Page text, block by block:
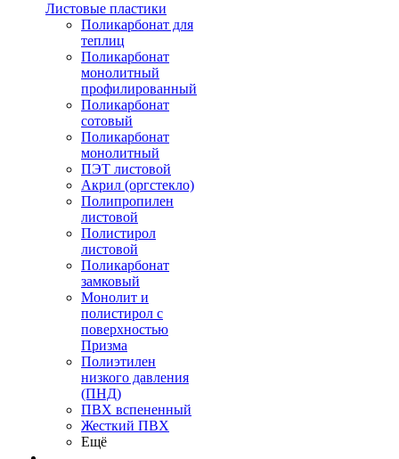
Листовые пластики
Поликарбонат для
теплиц
Поликарбонат
монолитный
профилированный
Поликарбонат
сотовый
Поликарбонат
монолитный
ПЭТ листовой
Акрил (оргстекло)
Полипропилен
листовой
Полистирол
листовой
Поликарбонат
замковый
Монолит и
полистирол с
поверхностью
Призма
Полиэтилен
низкого давления
(ПНД)
ПВХ вспененный
Жесткий ПВХ
Ещё